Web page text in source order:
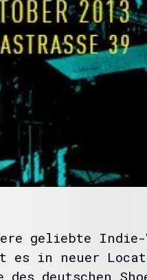
geliebte Indie-
es in neuer
des deutschen